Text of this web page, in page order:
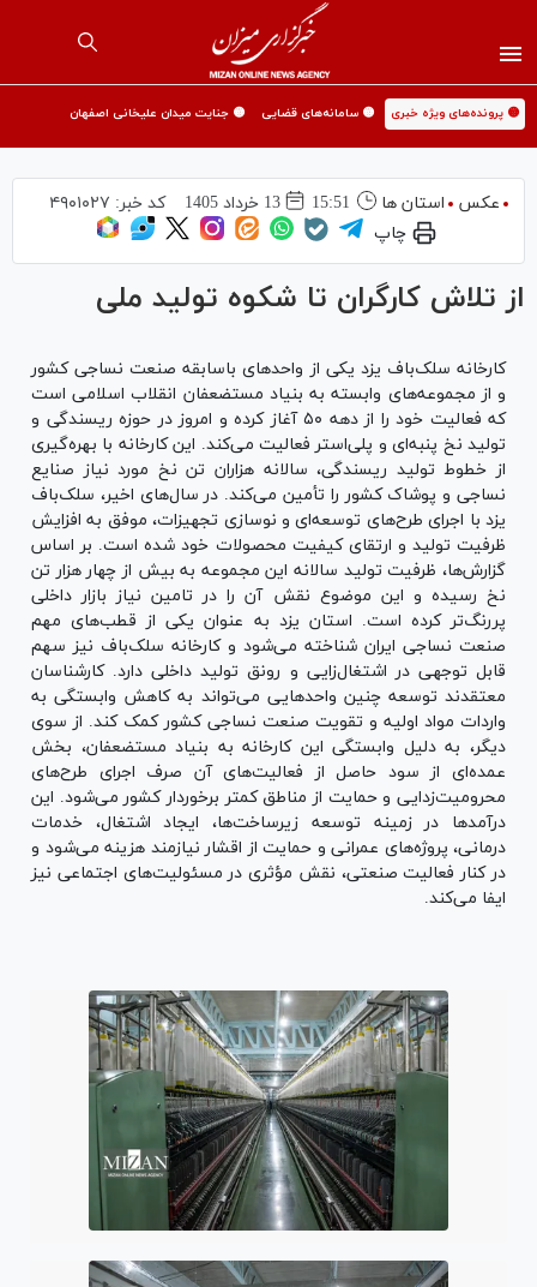
🟡 پرونده‌های ویژه خبری 🟡 سامانه‌های قضایی 🟡 جنایت میدان علیخانی اصفهان
عکس استان ها 15:51 13 خرداد 1405 کد خبر: ۴۹۰۱۰۲۷
چاپ
از تلاش کارگران تا شکوه تولید ملی
کارخانه سلک‌باف یزد یکی از واحد‌های باسابقه صنعت نساجی کشور
و از مجموعه‌های وابسته به بنیاد مستضعفان انقلاب اسلامی است
که فعالیت خود را از دهه ۵۰ آغاز کرده و امروز در حوزه ریسندگی و
تولید نخ پنبه‌ای و پلی‌استر فعالیت می‌کند. این کارخانه با بهره‌گیری
از خطوط تولید ریسندگی، سالانه هزاران تن نخ مورد نیاز صنایع
نساجی و پوشاک کشور را تأمین می‌کند. در سال‌های اخیر، سلک‌باف
یزد با اجرای طرح‌های توسعه‌ای و نوسازی تجهیزات، موفق به افزایش
ظرفیت تولید و ارتقای کیفیت محصولات خود شده است. بر اساس
گزارش‌ها، ظرفیت تولید سالانه این مجموعه به بیش از چهار هزار تن
نخ رسیده و این موضوع نقش آن را در تامین نیاز بازار داخلی
پررنگ‌تر کرده است. استان یزد به عنوان یکی از قطب‌های مهم
صنعت نساجی ایران شناخته می‌شود و کارخانه سلک‌باف نیز سهم
قابل توجهی در اشتغال‌زایی و رونق تولید داخلی دارد. کارشناسان
معتقدند توسعه چنین واحد‌هایی می‌تواند به کاهش وابستگی به
واردات مواد اولیه و تقویت صنعت نساجی کشور کمک کند. از سوی
دیگر، به دلیل وابستگی این کارخانه به بنیاد مستضعفان، بخش
عمده‌ای از سود حاصل از فعالیت‌های آن صرف اجرای طرح‌های
محرومیت‌زدایی و حمایت از مناطق کمتر برخوردار کشور می‌شود. این
درآمد‌ها در زمینه توسعه زیرساخت‌ها، ایجاد اشتغال، خدمات
درمانی، پروژه‌های عمرانی و حمایت از اقشار نیازمند هزینه می‌شود و
در کنار فعالیت صنعتی، نقش مؤثری در مسئولیت‌های اجتماعی نیز
ایفا می‌کند.